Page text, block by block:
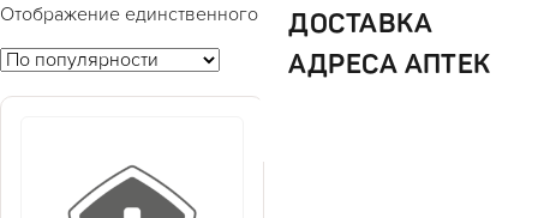
ДОСТАВКА
АДРЕСА АПТЕК
Отображение единственного товара